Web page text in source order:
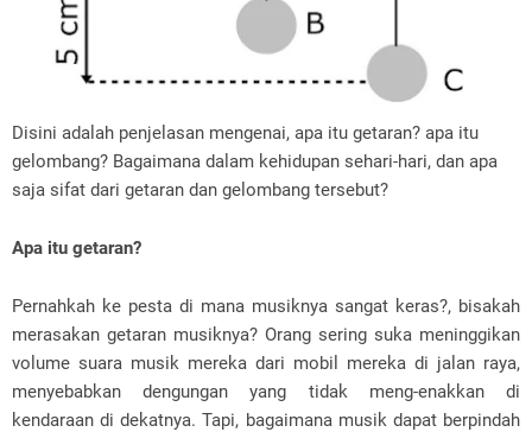
Disini adalah penjelasan mengenai, apa itu getaran? apa itu
gelombang? Bagaimana dalam kehidupan sehari-hari, dan apa
saja sifat dari getaran dan gelombang tersebut?
Apa itu getaran?
Pernahkah ke pesta di mana musiknya sangat keras?, bisakah
merasakan getaran musiknya? Orang sering suka meninggikan
volume suara musik mereka dari mobil mereka di jalan raya,
menyebabkan dengungan yang tidak meng-enakkan di
kendaraan di dekatnya. Tapi, bagaimana musik dapat berpindah